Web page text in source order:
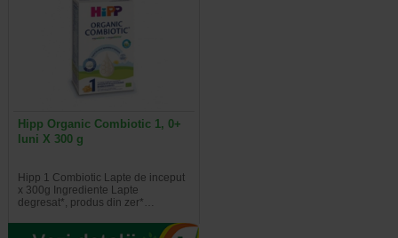
Hipp Organic Combiotic 1, 0+
luni X 300 g
Hipp 1 Combiotic Lapte de inceput
x 300g Ingrediente Lapte
degresat*, produs din zer*…